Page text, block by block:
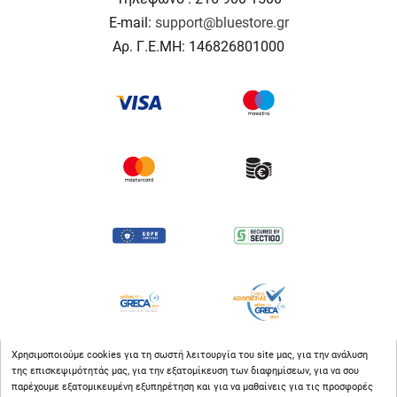
E-mail: support@bluestore.gr
Αρ. Γ.Ε.ΜΗ: 146826801000
Χρησιμοποιούμε cookies για τη σωστή λειτουργία του site μας, για την ανάλυση
της επισκεψιμότητάς μας, για την εξατομίκευση των διαφημίσεων, για να σου
παρέχουμε εξατομικευμένη εξυπηρέτηση και για να μαθαίνεις για τις προσφορές